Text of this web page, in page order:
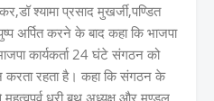
श्यामा प्रसाद मुखर्जी,पण्डित
अर्पित करने के बाद कहा कि भाजपा
कार्यकर्ता 24 घंटे संगठन को
करता रहता है। कहा कि संगठन के